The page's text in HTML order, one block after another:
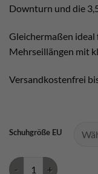
Downturn und die
Gleichermaßen
Mehrseillängen mit
Versandkostenfrei
Schuhgröße EU
Scarpa Boostic Menge